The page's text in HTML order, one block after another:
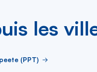
les
(PPT)